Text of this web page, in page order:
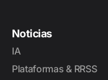
Noticias
IA
Plataformas & RRSS